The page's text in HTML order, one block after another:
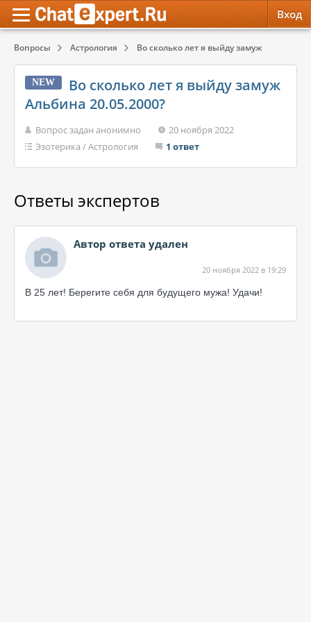
Вход
Вопросы Астрология Во сколько лет я выйду замуж Альбина
NEW
Во сколько лет я выйду замуж
Альбина 20.05.2000?
Вопрос задан анонимно
20 ноября 2022
Эзотерика /Астрология 1 ответ
Ответы экспертов
Автор ответа удален
20 ноября 2022 в 19:29
В 25 лет! Берегите себя для будущего мужа! Удачи!
Психология
Эзотерика
Красота, Здоровье
Психология
Эзотерика
Красота, Здоровье
Обратная связь
Служба поддержки
Правила сервиса